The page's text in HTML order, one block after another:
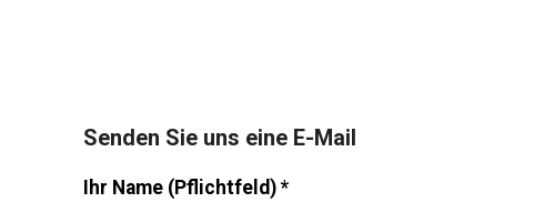
Senden Sie uns eine E-Mail
Ihr Name (Pflichtfeld)*